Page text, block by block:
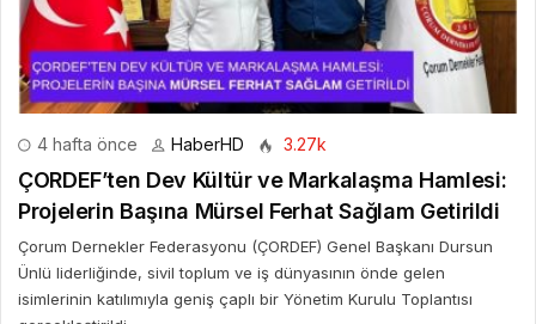
4 hafta önce HaberHD 3.27k
ÇORDEF’ten Dev Kültür ve Markalaşma Hamlesi:
Projelerin Başına Mürsel Ferhat Sağlam Getirildi
Çorum Dernekler Federasyonu (ÇORDEF) Genel Başkanı Dursun
Ünlü liderliğinde, sivil toplum ve iş dünyasının önde gelen
isimlerinin katılımıyla geniş çaplı bir Yönetim Kurulu Toplantısı